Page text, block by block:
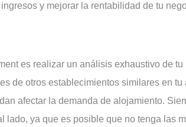
y mejorar la rentabilidad de tu
de otros establecimientos similares en tu
afectar la demanda de alojamiento.
lado, ya que es posible que no tenga las